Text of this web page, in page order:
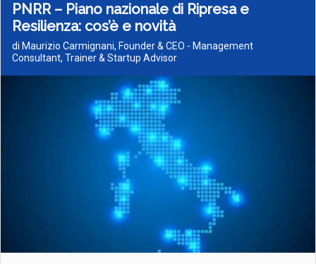
PNRR – Piano nazionale di Ripresa e
Resilienza: cos’è e novità
di Maurizio Carmignani, Founder & CEO - Management
Consultant, Trainer & Startup Advisor